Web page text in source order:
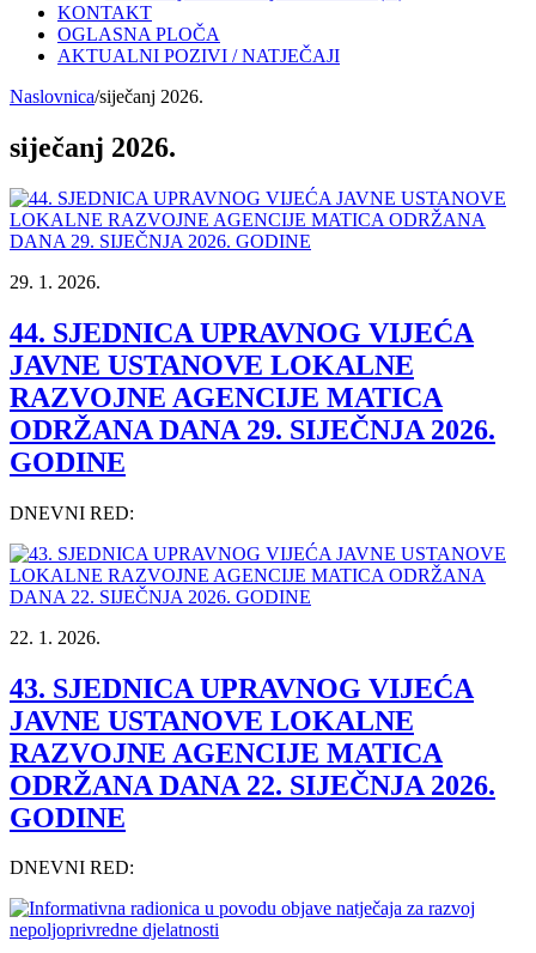
KONTAKT
OGLASNA PLOČA
AKTUALNI POZIVI / NATJEČAJI
Naslovnica/siječanj 2026.
siječanj 2026.
29. 1. 2026.
44. SJEDNICA UPRAVNOG VIJEĆA
JAVNE USTANOVE LOKALNE
RAZVOJNE AGENCIJE MATICA
ODRŽANA DANA 29. SIJEČNJA 2026.
GODINE
DNEVNI RED:
22. 1. 2026.
43. SJEDNICA UPRAVNOG VIJEĆA
JAVNE USTANOVE LOKALNE
RAZVOJNE AGENCIJE MATICA
ODRŽANA DANA 22. SIJEČNJA 2026.
GODINE
DNEVNI RED: